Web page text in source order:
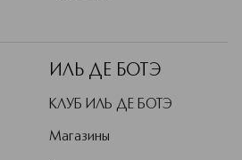
ИЛЬ ДЕ БОТЭ
КЛУБ ИЛЬ ДЕ БОТЭ
Магазины